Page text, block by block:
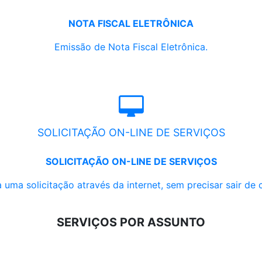
NOTA FISCAL ELETRÔNICA
Emissão de Nota Fiscal Eletrônica.
SOLICITAÇÃO ON-LINE DE SERVIÇOS
SOLICITAÇÃO ON-LINE DE SERVIÇOS
uma solicitação através da internet, sem precisar sair de
SERVIÇOS POR ASSUNTO